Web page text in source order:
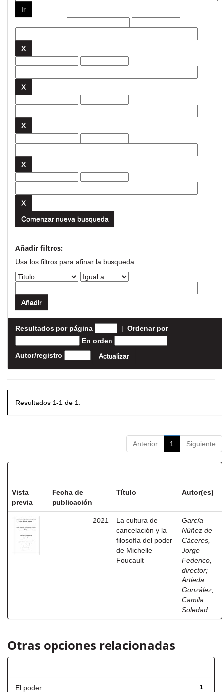
Comenzar nueva busqueda
Añadir filtros:
Usa los filtros para afinar la busqueda.
Resultados por página | Ordenar por
En orden
Autor/registro
Resultados 1-1 de 1.
Anterior 1 Siguiente
Vista
previa
Fecha de
publicación
Título Autor(es)
2021
La cultura de
cancelación y la
filosofía del poder
de Michelle
Foucault
García
Núñez de
Cáceres,
Jorge
Federico,
director;
Artieda
González,
Camila
Soledad
Otras opciones relacionadas
1
El poder